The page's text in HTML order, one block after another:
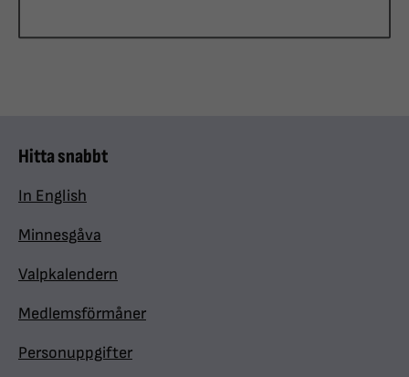
Hitta snabbt
In English
Minnesgåva
Valpkalendern
Medlemsförmåner
Personuppgifter